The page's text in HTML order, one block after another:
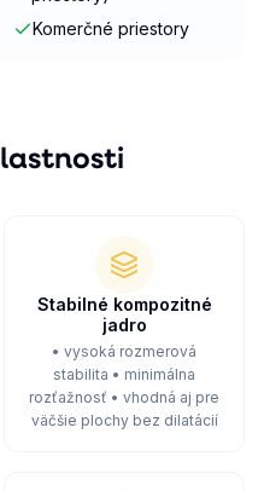
Komerčné priestory
Stabilné kompozitné
jadro
• vysoká rozmerová
stabilita • minimálna
rozťažnosť • vhodná aj pre
väčšie plochy bez dilatácií